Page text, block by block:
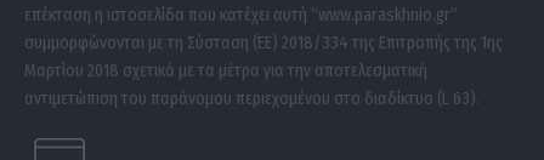
επέκταση η ιστοσελίδα που κατέχει αυτή “www.paraskhnio.gr”
συμμορφώνονται με τη Σύσταση (ΕΕ) 2018/334 της Επιτροπής της 1ης
Μαρτίου 2018 σχετικά με τα μέτρα για την αποτελεσματική
αντιμετώπιση του παράνομου περιεχομένου στο διαδίκτυο (L 63).